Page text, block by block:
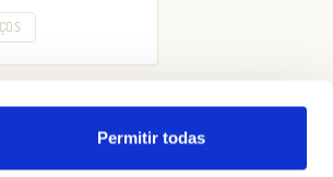
Permitir todas